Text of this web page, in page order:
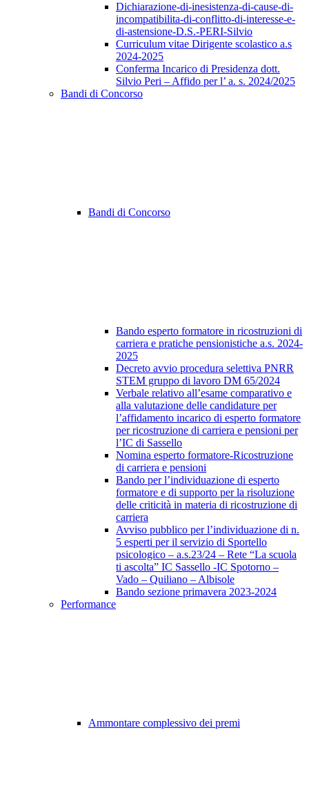
Dichiarazione-di-inesistenza-di-cause-di-
incompatibilita-di-conflitto-di-interesse-e-
di-astensione-D.S.-PERI-Silvio
Curriculum vitae Dirigente scolastico a.s
2024-2025
Conferma Incarico di Presidenza dott.
Silvio Peri – Affido per l’ a. s. 2024/2025
Bandi di Concorso
Bandi di Concorso
Bando esperto formatore in ricostruzioni di
carriera e pratiche pensionistiche a.s. 2024-
2025
Decreto avvio procedura selettiva PNRR
STEM gruppo di lavoro DM 65/2024
Verbale relativo all’esame comparativo e
alla valutazione delle candidature per
l’affidamento incarico di esperto formatore
per ricostruzione di carriera e pensioni per
l’IC di Sassello
Nomina esperto formatore-Ricostruzione
di carriera e pensioni
Bando per l’individuazione di esperto
formatore e di supporto per la risoluzione
delle criticità in materia di ricostruzione di
carriera
Avviso pubblico per l’individuazione di n.
5 esperti per il servizio di Sportello
psicologico – a.s.23/24 – Rete “La scuola
ti ascolta” IC Sassello -IC Spotorno –
Vado – Quiliano – Albisole
Bando sezione primavera 2023-2024
Performance
Ammontare complessivo dei premi